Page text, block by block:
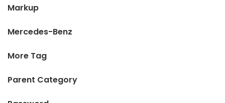
Markup
Mercedes-Benz
More Tag
Parent Category